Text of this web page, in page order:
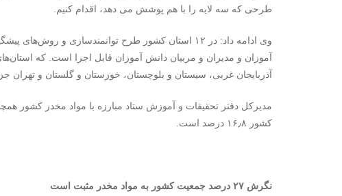
طرحی که سه لایه را با هم پوشش می دهد، اقدام کنیم.
وی ادامه داد: در ۱۲ استان کشور طرح توانمندسازی و
آموزان و مدیران و مربیان دانش آموزان قابل اجرا است. که
آذربایجان غربی، سیستان و بلوچستان، خوزستان و گلستان و تهران
مدیرکل دفتر تحقیقات و آموزش ستاد مبارزه با مواد مخدر کشور
کشور ۱۶٫۸ درصد است.
نگرش ۲۷ درصد جمعیت کشور به مواد مخدر مثبت است